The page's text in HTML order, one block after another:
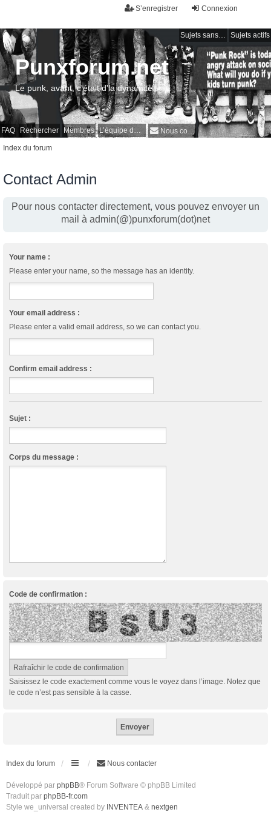
Connexion
S’enregistrer
Sujets sans réponse Sujets actifs
FAQ Rechercher Membres L’équipe du forum Nous contacter
Punxforum.net
Le punk, avant, c'était d'la dynamite !
Index du forum
Contact Admin
Pour nous contacter directement, vous pouvez envoyer un
mail à admin(@)punxforum(dot)net
Your name :
Please enter your name, so the message has an identity.
Your email address :
Please enter a valid email address, so we can contact you.
Confirm email address :
Sujet :
Corps du message :
Code de confirmation :
Saisissez le code exactement comme vous le voyez dans l’image. Notez que
le code n’est pas sensible à la casse.
Index du forum Nous contacter
Développé par phpBB® Forum Software © phpBB Limited
Traduit par phpBB-fr.com
Style we_universal created by INVENTEA & nextgen